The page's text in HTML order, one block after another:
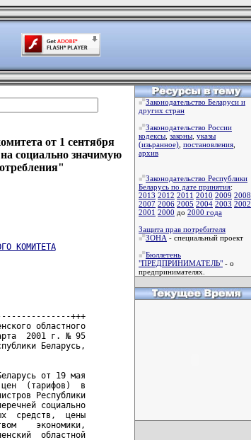
от 1 сентября
социально значимую
КОМИТЕТА
Законодательство Беларуси и
других стран
Законодательство России
кодексы законы указы
(изьранное) постановления
архив
Законодательство Республики
Беларусь по дате принятия:
2013 2012 2011 2010 2009 2008
2007 2006 2005 2004 2003 2002
2001 2000 до 2000 года
Защита прав потребителя
ЗОНА - специальный проект
Бюллетень
"ПРЕДПРИНИМАТЕЛЬ" - о
предпринимателях.